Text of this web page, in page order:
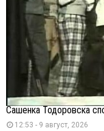
Сашенка Тодоровска
12:53 - 9 август, 2026